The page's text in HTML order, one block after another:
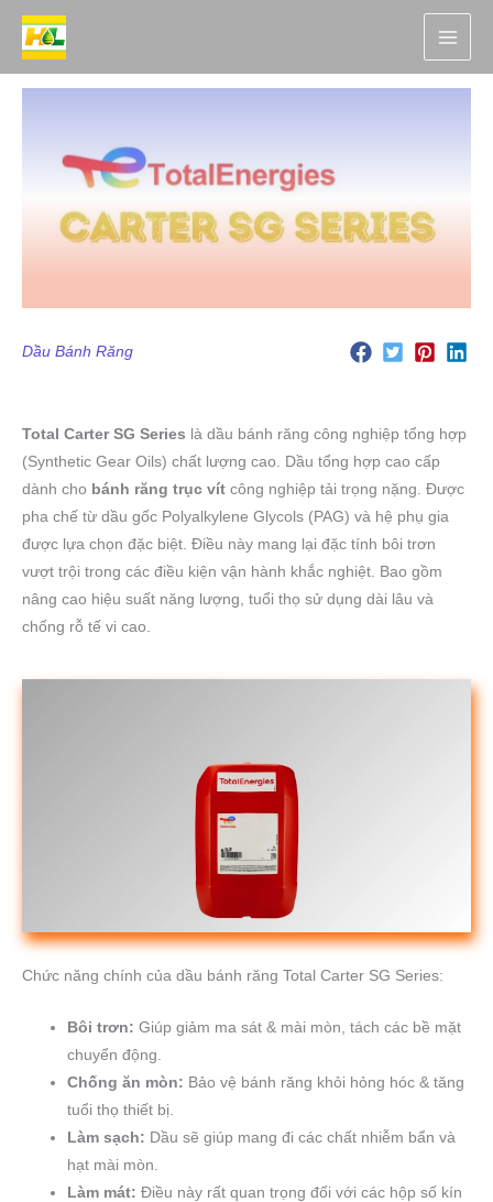
Nhảy
Dầu Bánh Răng
Total Carter SG Series là dầu bánh răng công nghiệp tổng hợp
(Synthetic Gear Oils) chất lượng cao. Dầu tổng hợp cao cấp
dành cho bánh răng trục vít công nghiệp tải trọng nặng. Được
pha chế từ dầu gốc Polyalkylene Glycols (PAG) và hệ phụ gia
được lựa chọn đặc biệt. Điều này mang lại đặc tính bôi trơn
vượt trội trong các điều kiện vận hành khắc nghiệt. Bao gồm
nâng cao hiệu suất năng lượng, tuổi thọ sử dụng dài lâu và
chống rỗ tế vi cao.
Chức năng chính của dầu bánh răng Total Carter SG Series:
Bôi trơn: Giúp giảm ma sát & mài mòn, tách các bề mặt
chuyển động.
Chống ăn mòn: Bảo vệ bánh răng khỏi hỏng hóc & tăng
tuổi thọ thiết bị.
Làm sạch: Dầu sẽ giúp mang đi các chất nhiễm bẩn và
hạt mài mòn.
Làm mát: Điều này rất quan trọng đối với các hộp số kín